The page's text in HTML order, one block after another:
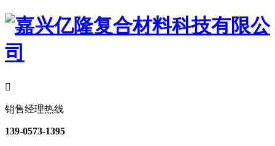

销售经理热线
139-0573-1395